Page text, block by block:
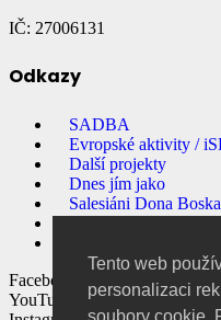
Tento web
personalizaci
IČ: 27006131
Odkazy
SADBA
Evropské aktivity /
Další projekty
Dnes jím jako
Salesiáni Dona Boska
Facebook
YouTube